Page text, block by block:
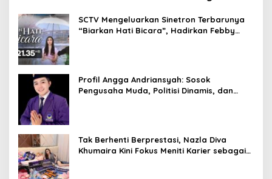
SCTV Mengeluarkan Sinetron Terbarunya
“Biarkan Hati Bicara”, Hadirkan Febby
Profil Angga Andriansyah: Sosok
Pengusaha Muda, Politisi Dinamis, dan
Tak Berhenti Berprestasi, Nazla Diva
Khumaira Kini Fokus Meniti Karier sebagai